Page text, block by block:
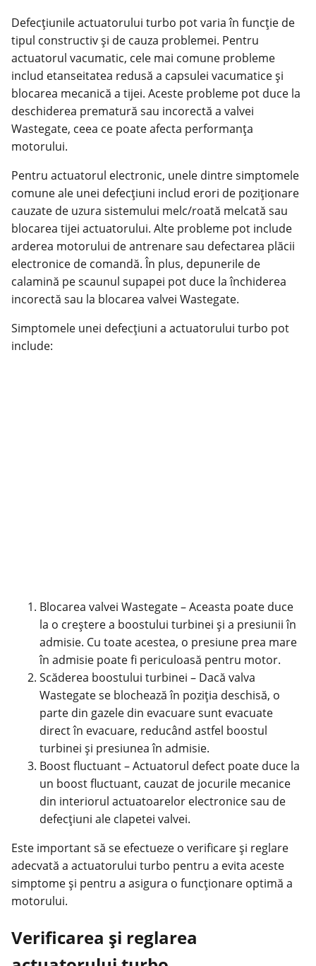
Defecțiunile actuatorului turbo pot varia în funcție de
tipul constructiv și de cauza problemei. Pentru
actuatorul vacumatic, cele mai comune probleme
includ etanseitatea redusă a capsulei vacumatice și
blocarea mecanică a tijei. Aceste probleme pot duce la
deschiderea prematură sau incorectă a valvei
Wastegate, ceea ce poate afecta performanța
motorului.
Pentru actuatorul electronic, unele dintre simptomele
comune ale unei defecțiuni includ erori de poziționare
cauzate de uzura sistemului melc/roată melcată sau
blocarea tijei actuatorului. Alte probleme pot include
arderea motorului de antrenare sau defectarea plăcii
electronice de comandă. În plus, depunerile de
calamină pe scaunul supapei pot duce la închiderea
incorectă sau la blocarea valvei Wastegate.
Simptomele unei defecțiuni a actuatorului turbo pot
include:
Blocarea valvei Wastegate – Aceasta poate duce
la o creștere a boostului turbinei și a presiunii în
admisie. Cu toate acestea, o presiune prea mare
în admisie poate fi periculoasă pentru motor.
Scăderea boostului turbinei – Dacă valva
Wastegate se blochează în poziția deschisă, o
parte din gazele din evacuare sunt evacuate
direct în evacuare, reducând astfel boostul
turbinei și presiunea în admisie.
Boost fluctuant – Actuatorul defect poate duce la
un boost fluctuant, cauzat de jocurile mecanice
din interiorul actuatoarelor electronice sau de
defecțiuni ale clapetei valvei.
Este important să se efectueze o verificare și reglare
adecvată a actuatorului turbo pentru a evita aceste
simptome și pentru a asigura o funcționare optimă a
motorului.
Verificarea și reglarea